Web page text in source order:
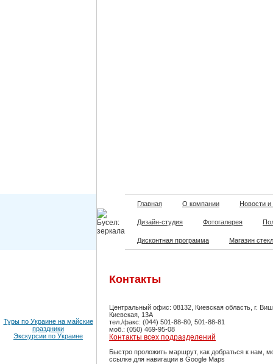
Главная О компании Новости
Дизайн-студия Фотогалерея
Дисконтная программа Магазин
Туры по Украине на майские
праздники
Экскурсии по Украине
Контакты
Центральный офис: 08132, Киевская область, г.
Киевская, 13А
тел./факс: (044) 501-88-80, 501-88-81
моб.: (050) 469-95-08
Контакты всех подразделений
Быстро проложить маршрут, как добраться к нам,
ссылке для навигации в Google Maps